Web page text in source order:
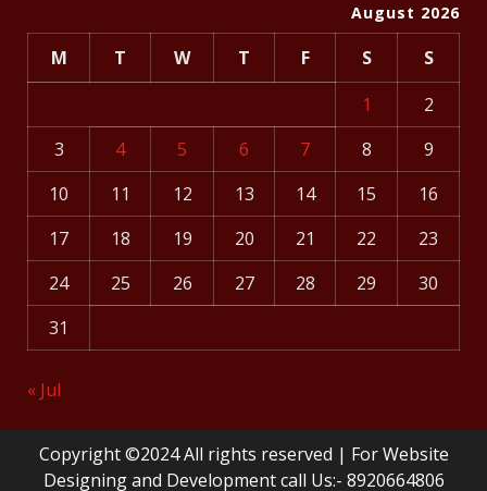
August 2026
M T W T F S
S
1
2
3
4 5 6 7 8
9
10
11 12 13 14 15
16
17
18 19 20 21 22
23
24
25 26 27 28 29
30
31
« Jul
Copyright ©2024 All rights reserved | For Website
Designing and Development call Us:- 8920664806